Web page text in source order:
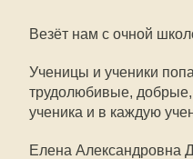
Везёт нам с очной
Ученицы и ученики
трудолюбивые,
ученика и в каждую
Елена Александровна